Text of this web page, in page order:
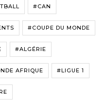
#CAN
#COUPE DU MONDE
#ALGÉRIE
AFRIQUE #LIGUE 1